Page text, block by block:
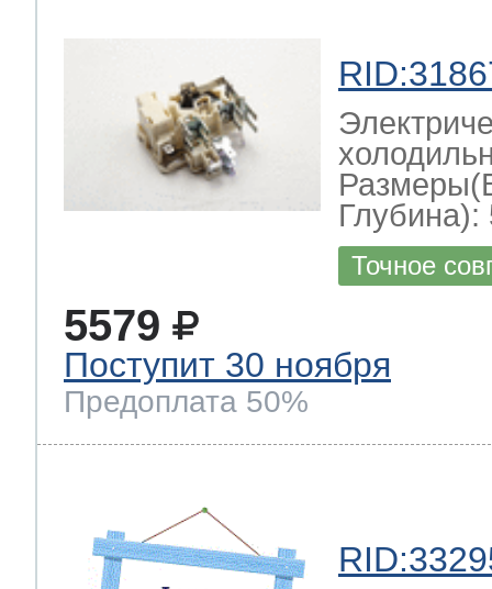
Глубина):
Точное
5579
Поступит 30 ноября
Предоплата 50%